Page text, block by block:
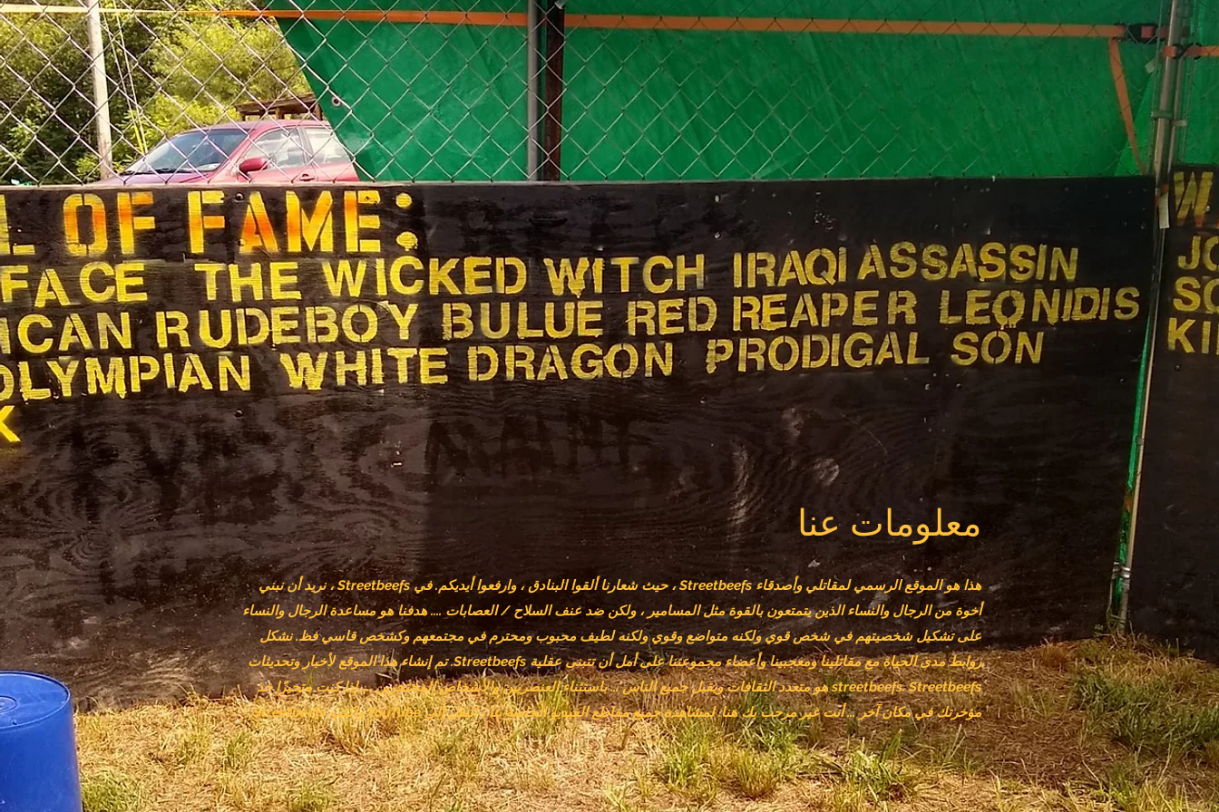
معلومات عنا
هذا هو الموقع الرسمي لمقاتلي وأصدقاء Streetbeefs ، حيث شعارنا ألقوا البنادق ، وارفعوا أيديكم. في Streetbeefs ، نريد أن نبني
أخوة من الرجال والنساء الذين يتمتعون بالقوة مثل المسامير ، ولكن ضد عنف السلاح / العصابات .... هدفنا هو مساعدة الرجال والنساء
على تشكيل شخصيتهم في شخص قوي ولكنه متواضع وقوي ولكنه لطيف محبوب ومحترم في مجتمعهم وكشخص قاسي فظ. نشكل
روابط مدى الحياة مع مقاتلينا ومعجبينا وأعضاء مجموعتنا على أمل أن تتبنى عقلية Streetbeefs. تم إنشاء هذا الموقع لأخبار وتحديثات
streetbeefs. Streetbeefs هو متعدد الثقافات ويقبل جميع الناس ... باستثناء العنصريين والأشخاص المحتجزين .... إذا كنت متحيزًا خذ
مؤخرتك في مكان آخر ... أنت غير مرحب بك هنا. لمشاهدة جميع مقاطع الفيديو الخاصة بنا ، انتقل إلى YouTube واكتب Streetbeefs.